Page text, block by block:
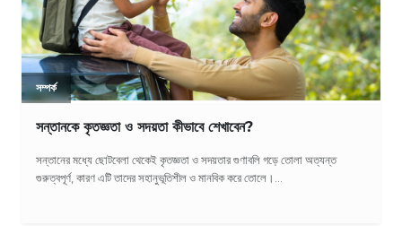
সম্পর্ক
সন্তানকে কৃতজ্ঞতা ও সদয়তা কীভাবে শেখাবেন?
সন্তানের মধ্যে ছোটবেলা থেকেই কৃতজ্ঞতা ও সদয়তার গুণাবলি গড়ে তোলা অত্যন্ত
গুরুত্বপূর্ণ, কারণ এটি তাদের সহানুভূতিশীল ও মানবিক করে তোলে।...